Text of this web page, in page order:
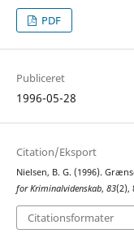
PDF
Publiceret
1996-05-28
Citation/Eksport
Nielsen, B. G. (1996).
for Kriminalvidenskab, 83(2),
Citationsformater